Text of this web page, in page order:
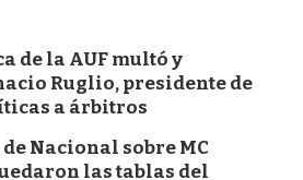
de la AUF multó y
Ruglio, presidente de
a árbitros
Nacional sobre MC
las tablas del